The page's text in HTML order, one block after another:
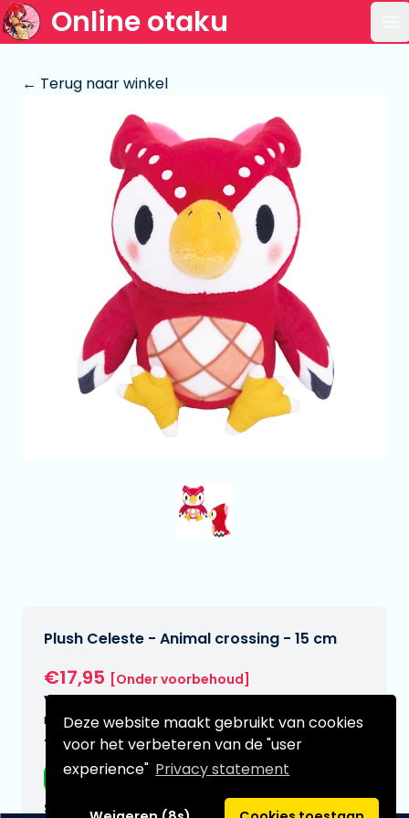
Deze website maakt gebruikt van cookies
voor het verbeteren van de "user
experience" Privacy statement
Online otaku
← Terug naar winkel
Plush Celeste - Animal crossing - 15 cm
€17,95 [Onder voorbehoud]
Verwachtte leverdatum:
n.v.t.
Type:
Plushes
Serie: